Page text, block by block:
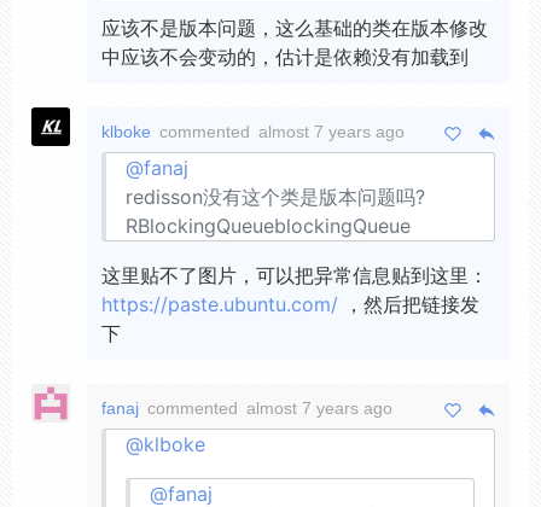
应该不是版本问题，这么基础的类在版本修改
中应该不会变动的，估计是依赖没有加载到
klboke commented almost 7 years ago
@fanaj
redisson没有这个类是版本问题吗?
RBlockingQueueblockingQueue
这里贴不了图片，可以把异常信息贴到这里：
https://paste.ubuntu.com/ ，然后把链接发
下
fanaj commented almost 7 years ago
@klboke
@fanaj